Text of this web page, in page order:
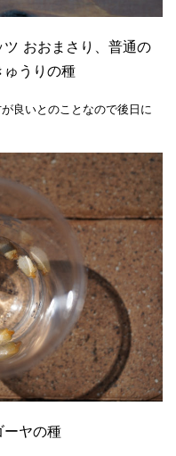
おおまさり、普通の
ゅうりの種
良いとのことなので後日に
ーヤの種